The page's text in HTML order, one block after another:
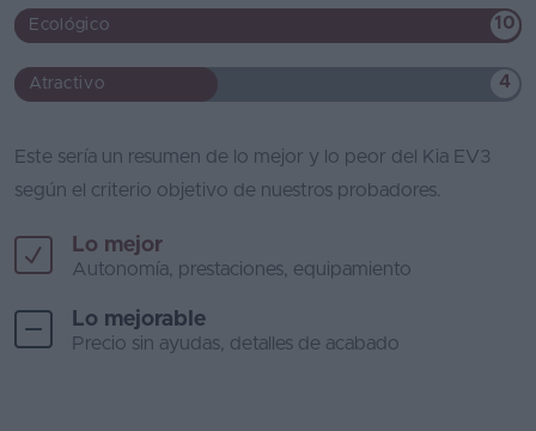
Ecológico 10
Atractivo 4
Este sería un resumen de lo mejor y lo peor del Kia EV3
según el criterio objetivo de nuestros probadores.
Lo mejor
Autonomía, prestaciones, equipamiento
Lo mejorable
Precio sin ayudas, detalles de acabado